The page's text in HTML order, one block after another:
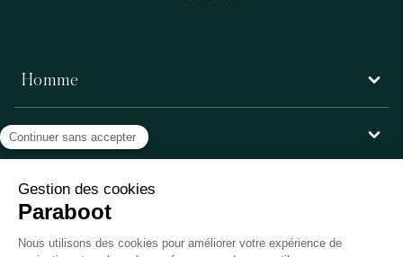
Homme
Femme
Service client
Paraboot